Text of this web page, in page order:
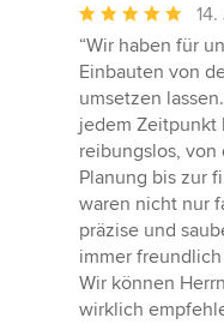
Durchschnittliche
Bewertung:
5
von
5
Sternen
“Wir haben für
Einbauten von
umsetzen
jedem Zeitpunkt
reibungslos,
Planung bis zur
waren nicht nur
präzise und
immer
Wir können
wirklich